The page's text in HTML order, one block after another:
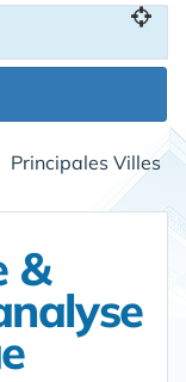
Principales Villes
&